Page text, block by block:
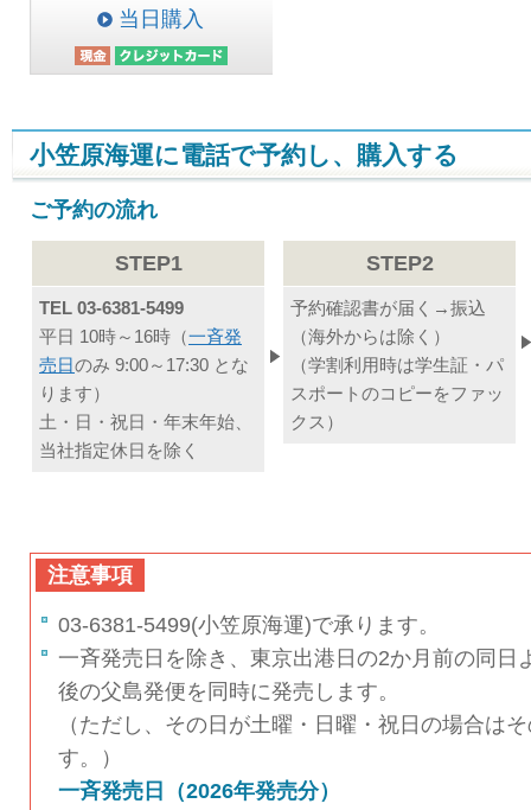
当日購入
小笠原海運に電話で予約し、購入する
ご予約の流れ
STEP1
TEL 03-6381-5499
平日 10時～16時（一斉発
売日のみ 9:00～17:30 とな
ります）
土・日・祝日・年末年始、
当社指定休日を除く
STEP2
予約確認書が届く→振込
（海外からは除く）
（学割利用時は学生証・パ
スポートのコピーをファッ
クス）
注意事項
03-6381-5499(小笠原海運)で承ります。
一斉発売日を除き、東京出港日の2か月前の同日
後の父島発便を同時に発売します。
（ただし、その日が土曜・日曜・祝日の場合は
す。）
一斉発売日（2026年発売分）